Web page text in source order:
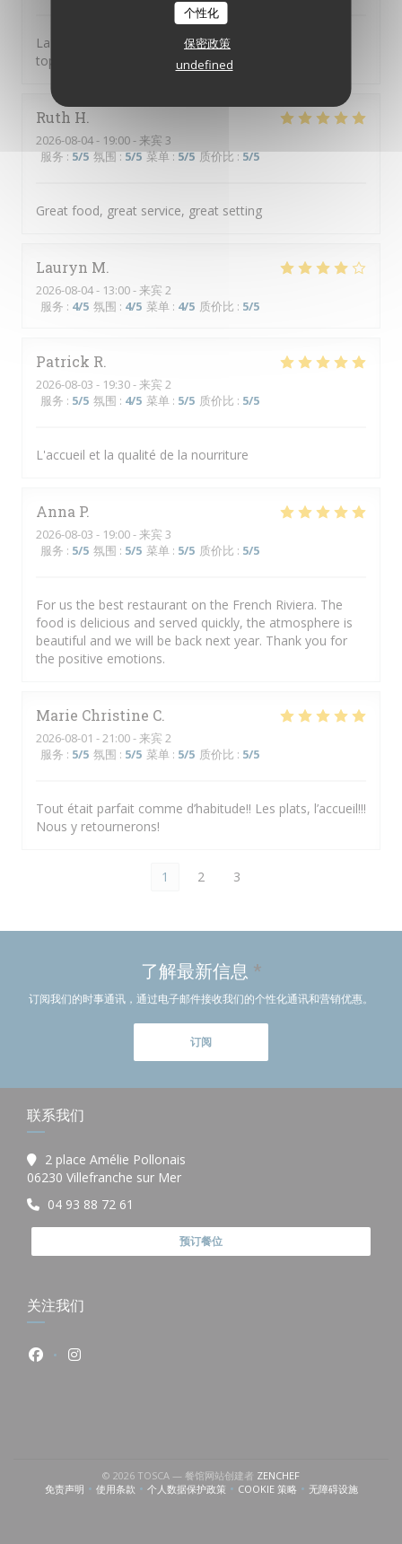
个性化
保密政策
undefined
La tosca c’est une cuisine de qualité et une équipe au
top
Ruth H
2026-08-04- 19:00 - 来宾 3
服务 : 5/5 氛围:5/5 菜单:5/5 质价比:5/5
Great food, great service, great setting
Lauryn M
2026-08-04- 13:00 - 来宾 2
服务 : 4/5 氛围 : 4/5 菜单 : 4/5 质价比 : 5/5
Patrick R
2026-08-03 - 19:30 - 来宾 2
服务 : 5/5 氛围 : 4/5 菜单 : 5/5 质价比 : 5/5
L'accueil et la qualité de la nourriture
Anna P
2026-08-03 - 19:00 - 来宾 3
服务 : 5/5 氛围 : 5/5 菜单 : 5/5 质价比 : 5/5
For us the best restaurant on the French Riviera. The
food is delicious and served quickly, the atmosphere is
beautiful and we will be back next year. Thank you for
the positive emotions.
Marie Christine C
2026-08-01 - 21:00 - 来宾 2
服务 : 5/5 氛围 : 5/5 菜单 : 5/5 质价比 : 5/5
Tout était parfait comme d’habitude!! Les plats, l’accueil!!!
Nous y retournerons!
1 2 3
了解最新信息 *
订阅我们的时事通讯，通过电子邮件接收我们的个性化通讯和营销优惠。
订阅
联系我们
2 place Amélie Pollonais
06230 Villefranche sur Mer((在新窗口中打开))
04 93 88 72 61
预订餐位
关注我们
Facebook ((在新窗口中打开))
Instagram ((在新窗口中打开))
© 2026 TOSCA — 餐馆网站创建者 ZENCHEF((在新窗口中打开))
免责声明((在新窗口中打开))
使用条款((在新窗口中打开))
个人数据保护政策((在新窗口中打开))
COOKIE 策略((在新窗口中打开))
无障碍设施
((在新窗口中打